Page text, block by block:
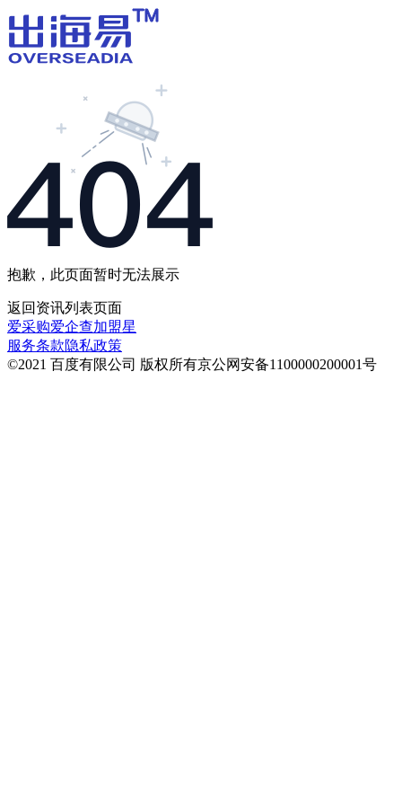
抱歉，此页面暂时无法展示
返回 资讯列表页面
爱采购爱企查加盟星
服务条款隐私政策
©2021 百度有限公司 版权所有京公网安备1100000200001号